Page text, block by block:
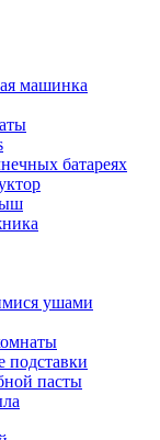
машинка
батареях
ушами
пасты